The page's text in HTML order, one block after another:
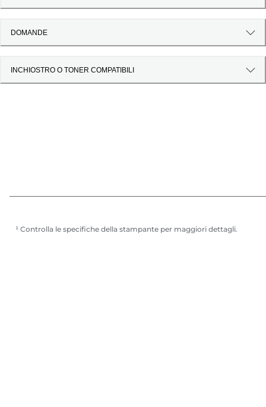
DOMANDE
INCHIOSTRO O TONER COMPATIBILI
¹ Controlla le specifiche della stampante per maggiori dettagli.